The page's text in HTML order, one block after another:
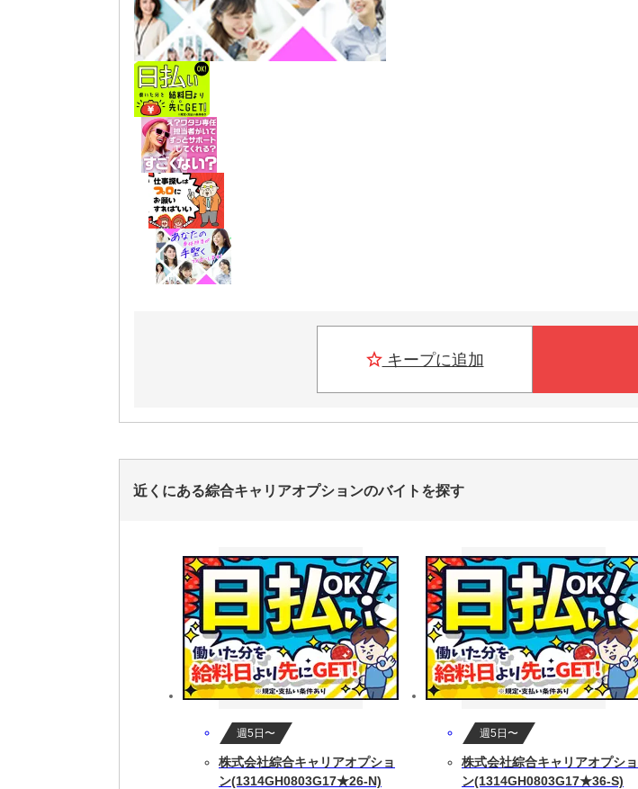
キープに追加
近くにある綜合キャリアオプションのバイトを探す
週5日〜
株式会社綜合キャリアオプショ
ン(1314GH0803G17★26-N)
週5日〜
株式会社綜合キャリアオプショ
ン(1314GH0803G17★36-S)